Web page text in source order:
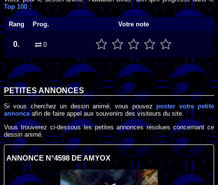
Top 100 :
Rang Prog. Votre note
0. 0
PETITES ANNONCES
Si vous cherchez un dessin animé, vous pouvezposter votre petite
annonceafin de faire appel aux souvenirs des visiteurs du site.
Vous trouverez ci-dessous les petites annonces résolues concernant ce
dessin animé.
ANNONCE N°4598 DE AMYOX